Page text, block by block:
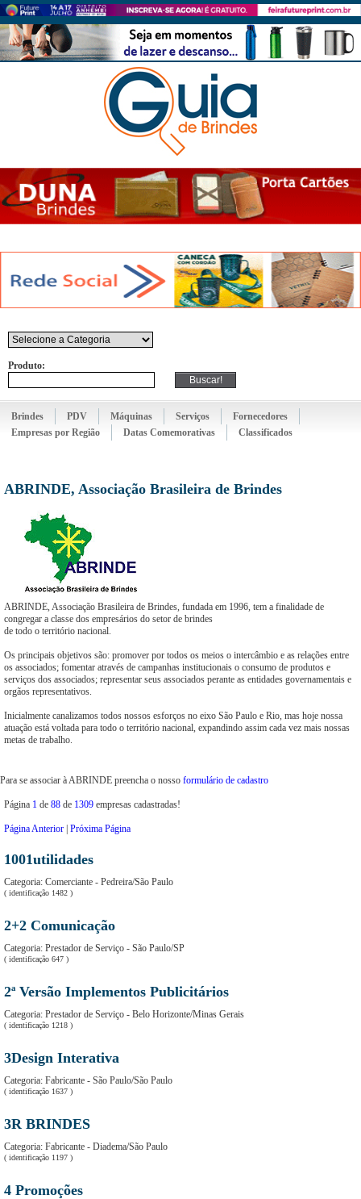
Produto:
Brindes PDV Máquinas Serviços
Fornecedores
Empresas por Região
Datas Comemorativas Classificados
ABRINDE, Associação Brasileira de Brindes
ABRINDE, Associação Brasileira de Brindes, fundada em 1996, tem a finalidade de
congregar a classe dos empresários do setor de brindes
de todo o território nacional.
Os principais objetivos são: promover por todos os meios o intercâmbio e as relações entre
os associados; fomentar através de campanhas institucionais o consumo de produtos e
serviços dos associados; representar seus associados perante as entidades governamentais e
orgãos representativos.
Inicialmente canalizamos todos nossos esforços no eixo São Paulo e Rio, mas hoje nossa
atuação está voltada para todo o território nacional, expandindo assim cada vez mais nossas
metas de trabalho.
Para se associar à ABRINDE preencha o nosso formulário de cadastro
Página 1 de 88 de 1309 empresas cadastradas!
Página Anterior | Próxima Página
1001utilidades
Categoria: Comerciante - Pedreira/São Paulo
( identificação 1482 )
2+2 Comunicação
Categoria: Prestador de Serviço - São Paulo/SP
( identificação 647 )
2ª Versão Implementos Publicitários
Categoria: Prestador de Serviço - Belo Horizonte/Minas Gerais
( identificação 1218 )
3Design Interativa
Categoria: Fabricante - São Paulo/São Paulo
( identificação 1637 )
3R BRINDES
Categoria: Fabricante - Diadema/São Paulo
( identificação 1197 )
4 Promoções